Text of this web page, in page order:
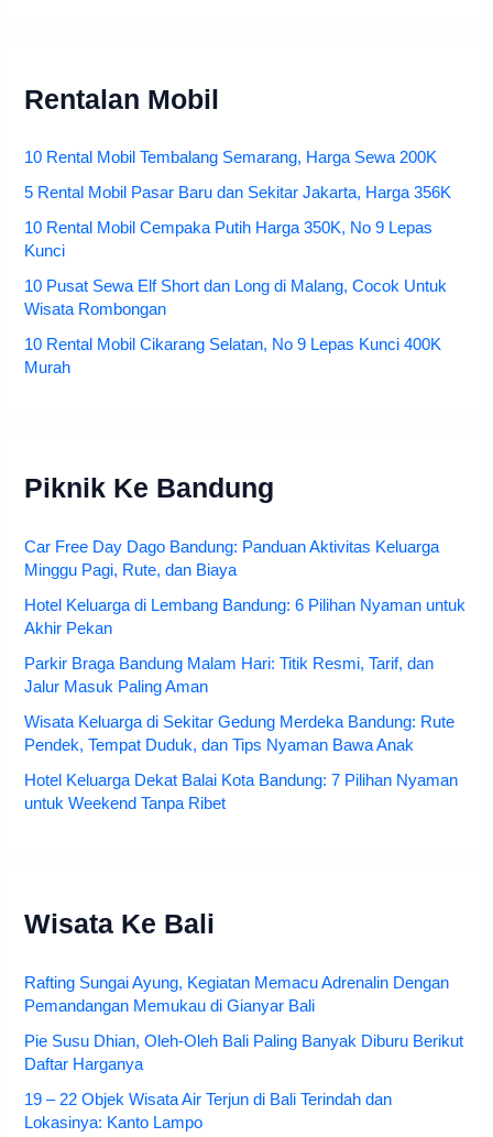
Rentalan Mobil
10 Rental Mobil Tembalang Semarang, Harga Sewa 200K
5 Rental Mobil Pasar Baru dan Sekitar Jakarta, Harga 356K
10 Rental Mobil Cempaka Putih Harga 350K, No 9 Lepas
Kunci
10 Pusat Sewa Elf Short dan Long di Malang, Cocok Untuk
Wisata Rombongan
10 Rental Mobil Cikarang Selatan, No 9 Lepas Kunci 400K
Murah
Piknik Ke Bandung
Car Free Day Dago Bandung: Panduan Aktivitas Keluarga
Minggu Pagi, Rute, dan Biaya
Hotel Keluarga di Lembang Bandung: 6 Pilihan Nyaman untuk
Akhir Pekan
Parkir Braga Bandung Malam Hari: Titik Resmi, Tarif, dan
Jalur Masuk Paling Aman
Wisata Keluarga di Sekitar Gedung Merdeka Bandung: Rute
Pendek, Tempat Duduk, dan Tips Nyaman Bawa Anak
Hotel Keluarga Dekat Balai Kota Bandung: 7 Pilihan Nyaman
untuk Weekend Tanpa Ribet
Wisata Ke Bali
Rafting Sungai Ayung, Kegiatan Memacu Adrenalin Dengan
Pemandangan Memukau di Gianyar Bali
Pie Susu Dhian, Oleh-Oleh Bali Paling Banyak Diburu Berikut
Daftar Harganya
19 – 22 Objek Wisata Air Terjun di Bali Terindah dan
Lokasinya: Kanto Lampo